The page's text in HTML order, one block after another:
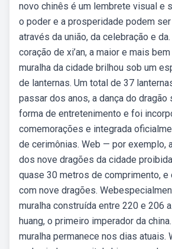
novo chinês é um lembrete visual e
o poder e a prosperidade podem
através da união, da celebração e
coração de xi’an, a maior e mais
muralha da cidade brilhou sob um
de lanternas. Um total de 37
passar dos anos, a dança do dragão
forma de entretenimento e foi
comemorações e integrada
de cerimônias. Web — por exemplo,
dos nove dragões da cidade
quase 30 metros de comprimento, e
com nove dragões.
muralha construída entre 220 e 206
huang, o primeiro imperador da
muralha permanece nos dias atuais.